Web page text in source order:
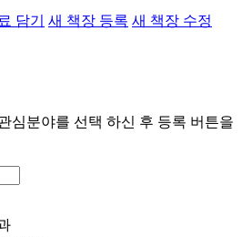
담기 새 책장 등록 새 책장 수정
심분야를 선택 하신 후 등록 버튼을